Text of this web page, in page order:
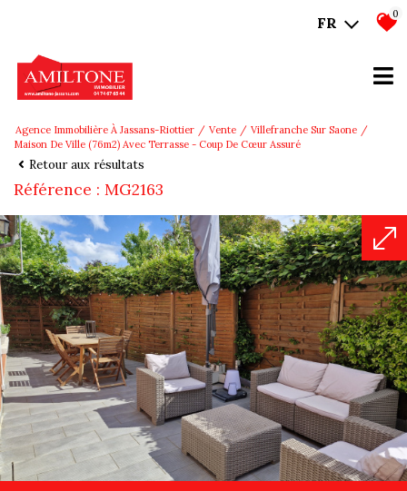
FR
0
Agence Immobilière À Jassans-Riottier Vente
Villefranche Sur Saone
Maison De Ville (76m2) Avec Terrasse - Coup De Cœur Assuré
Retour aux résultats
Référence : MG2163